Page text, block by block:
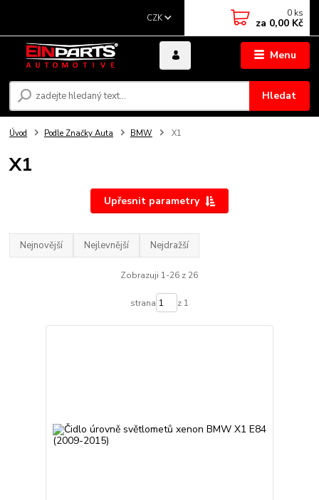
Menu
CZK
Hledat
0 ks
za 0,00 Kč
Úvod Podle Značky Auta BMW X1
X1
Upřesnit parametry
Nejnovější Nejlevnější Nejdražší
Zobrazuji 1-26 z 26
strana z 1